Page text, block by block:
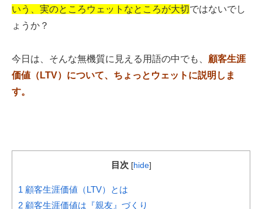
いう、実のところウェットなところが大切ではないでし
ょうか？
今日は、そんな無機質に見える用語の中でも、 顧客生涯
価値（LTV）について、ちょっとウェットに説明しま
す。
目次 [hide]
1 顧客生涯価値（LTV）とは
2 顧客生涯価値は『親友』づくり